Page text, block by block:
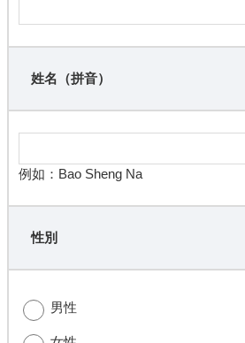
姓名（拼音）
例如：Bao Sheng Na
性別
男性